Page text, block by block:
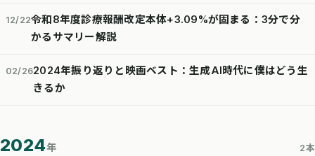
12/22令和8年度診療報酬改定本体+3.09%が固まる：3分で分
かるサマリー解説
02/262024年振り返りと映画ベスト：生成AI時代に僕はどう生
きるか
2024年 2本